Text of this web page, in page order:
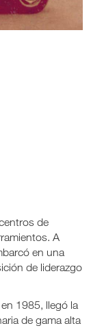
de
A
en una
de liderazgo
1985, llegó la
de gama alta